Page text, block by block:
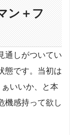
ン＋フ
通しがついてい
態です。当初は
いいか、と本
機感持って欲し